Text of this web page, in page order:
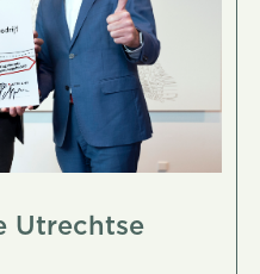
Utrechtse